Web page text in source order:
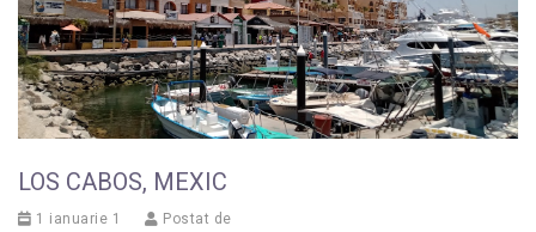
LOS CABOS, MEXIC
1 ianuarie 1
Postat de